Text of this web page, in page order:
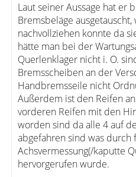
Laut seiner Aussage hat er
Bremsbeläge
nachvollziehen konnte da
hätte man bei der
Querlenklager nicht i. O.
Bremsscheiben an der
Handbremsseile nicht
Außerdem ist den Reifen
vorderen Reifen mit den
worden sind da alle 4 auf
abgefahren sind was durch
Achsvermessung(/kaputte
hervorgerufen wurde.